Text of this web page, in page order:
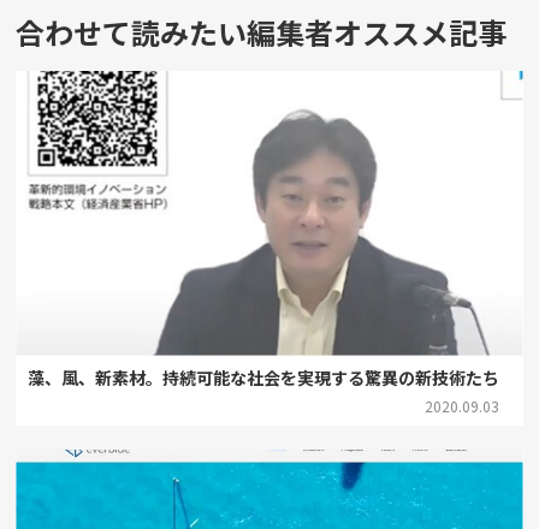
合わせて読みたい編集者オススメ記事
藻、風、新素材。持続可能な社会を実現する驚異の新技術たち
2020.09.03